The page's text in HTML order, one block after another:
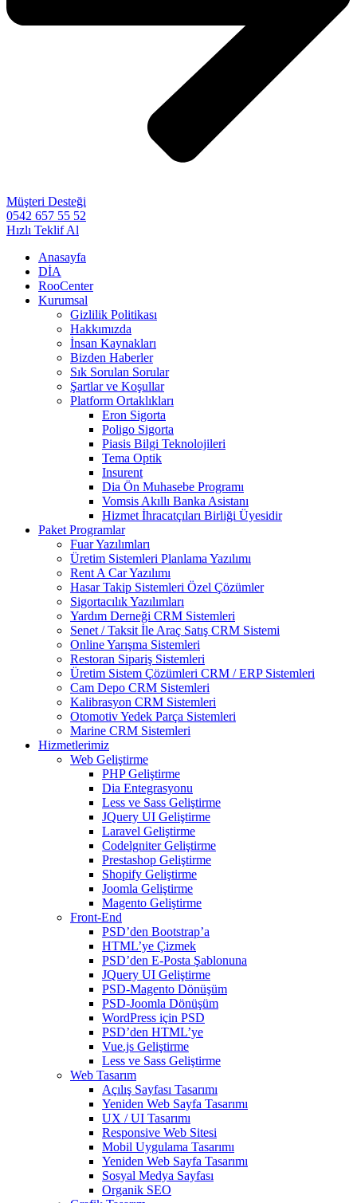
Müşteri Desteği
0542 657 55 52
Hızlı Teklif Al
Anasayfa
DİA
RooCenter
Kurumsal
Gizlilik Politikası
Hakkımızda
İnsan Kaynakları
Bizden Haberler
Sık Sorulan Sorular
Şartlar ve Koşullar
Platform Ortaklıkları
Eron Sigorta
Poligo Sigorta
Piasis Bilgi Teknolojileri
Tema Optik
Insurent
Dia Ön Muhasebe Programı
Vomsis Akıllı Banka Asistanı
Hizmet İhracatçıları Birliği Üyesidir
Paket Programlar
Fuar Yazılımları
Üretim Sistemleri Planlama Yazılımı
Rent A Car Yazılımı
Hasar Takip Sistemleri Özel Çözümler
Sigortacılık Yazılımları
Yardım Derneği CRM Sistemleri
Senet / Taksit İle Araç Satış CRM Sistemi
Online Yarışma Sistemleri
Restoran Sipariş Sistemleri
Üretim Sistem Çözümleri CRM / ERP Sistemleri
Cam Depo CRM Sistemleri
Kalibrasyon CRM Sistemleri
Otomotiv Yedek Parça Sistemleri
Marine CRM Sistemleri
Hizmetlerimiz
Web Geliştirme
PHP Geliştirme
Dia Entegrasyonu
Less ve Sass Geliştirme
JQuery UI Geliştirme
Laravel Geliştirme
Codelgniter Geliştirme
Prestashop Geliştirme
Shopify Geliştirme
Joomla Geliştirme
Magento Geliştirme
Front-End
PSD’den Bootstrap’a
HTML’ye Çizmek
PSD’den E-Posta Şablonuna
JQuery UI Geliştirme
PSD-Magento Dönüşüm
PSD-Joomla Dönüşüm
WordPress için PSD
PSD’den HTML’ye
Vue.js Geliştirme
Less ve Sass Geliştirme
Web Tasarım
Açılış Sayfası Tasarımı
Yeniden Web Sayfa Tasarımı
UX / UI Tasarımı
Responsive Web Sitesi
Mobil Uygulama Tasarımı
Yeniden Web Sayfa Tasarımı
Sosyal Medya Sayfası
Organik SEO